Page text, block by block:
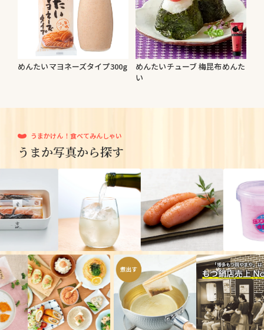
めんたいマヨネーズタイプ300g
めんたいチューブ 梅昆布めんた
い
うまかけん！食べてみんしゃい
うまか写真から探す